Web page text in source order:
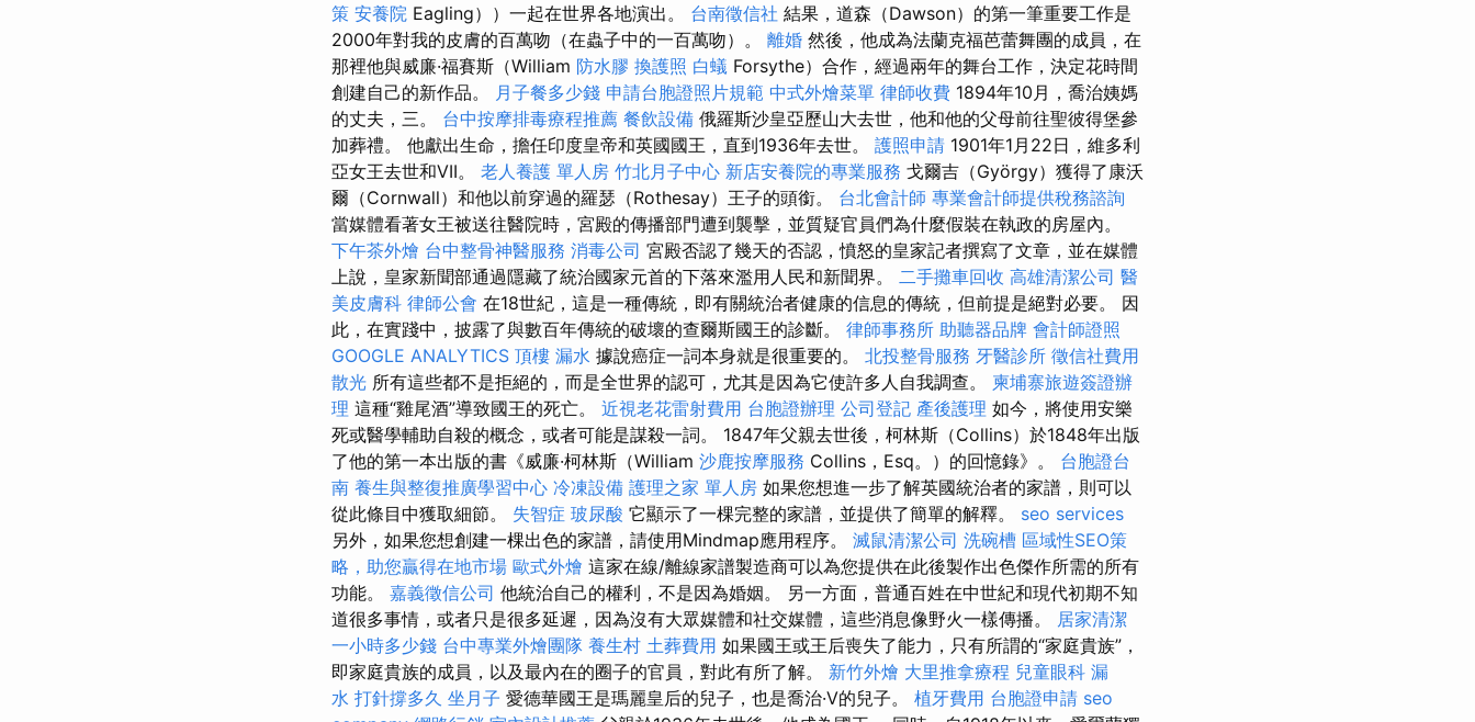
策 安養院 Eagling））一起在世界各地演出。 台南徵信社 結果，道森（Dawson）的第一筆重要工作是
2000年對我的皮膚的百萬吻（在蟲子中的一百萬吻）。 離婚 然後，他成為法蘭克福芭蕾舞團的成員，在
那裡他與威廉·福賽斯（William 防水膠 換護照 白蟻 Forsythe）合作，經過兩年的舞台工作，決定花時間
創建自己的新作品。
月子餐多少錢 申請台胞證照片規範 中式外燴菜單 律師收費 1894年10月，喬治姨媽
的丈夫，三。 台中按摩排毒療程推薦 餐飲設備 俄羅斯沙皇亞歷山大去世，他和他的父母前往聖彼得堡參
加葬禮。 他獻出生命，擔任印度皇帝和英國國王，直到1936年去世。 護照申請 1901年1月22日，維多利
亞女王去世和VII。 老人養護 單人房 竹北月子中心 新店安養院的專業服務 戈爾吉（György）獲得了康沃
爾（Cornwall）和他以前穿過的羅瑟（Rothesay）王子的頭銜。 台北會計師 專業會計師提供稅務諮詢
當媒體看著女王被送往醫院時，宮殿的傳播部門遭到襲擊，並質疑官員們為什麼假裝在執政的房屋內。
下午茶外燴 台中整骨神醫服務 消毒公司 宮殿否認了幾天的否認，憤怒的皇家記者撰寫了文章，並在媒體
上說，皇家新聞部通過隱藏了統治國家元首的下落來濫用人民和新聞界。 二手攤車回收 高雄清潔公司 醫
美皮膚科 律師公會 在18世紀，這是一種傳統，即有關統治者健康的信息的傳統，但前提是絕對必要。 因
此，在實踐中，披露了與數百年傳統的破壞的查爾斯國王的診斷。 律師事務所 助聽器品牌 會計師證照
GOOGLE ANALYTICS 頂樓 漏水 據說癌症一詞本身就是很重要的。 北投整骨服務 牙醫診所 徵信社費用
散光 所有這些都不是拒絕的，而是全世界的認可，尤其是因為它使許多人自我調查。 柬埔寨旅遊簽證辦
理 這種“雞尾酒”導致國王的死亡。 近視老花雷射費用 台胞證辦理 公司登記 產後護理 如今，將使用安樂
死或醫學輔助自殺的概念，或者可能是謀殺一詞。 1847年父親去世後，柯林斯（Collins）於1848年出版
了他的第一本出版的書《威廉·柯林斯（William 沙鹿按摩服務 Collins，Esq。）的回憶錄》。 台胞證台
南 養生與整復推廣學習中心 冷凍設備 護理之家 單人房 如果您想進一步了解英國統治者的家譜，則可以
從此條目中獲取細節。 失智症 玻尿酸 它顯示了一棵完整的家譜，並提供了簡單的解釋。 seo services
另外，如果您想創建一棵出色的家譜，請使用Mindmap應用程序。 滅鼠清潔公司 洗碗槽 區域性SEO策
略，助您贏得在地市場 歐式外燴 這家在線/離線家譜製造商可以為您提供在此後製作出色傑作所需的所有
功能。 嘉義徵信公司 他統治自己的權利，不是因為婚姻。 另一方面，普通百姓在中世紀和現代初期不知
道很多事情，或者只是很多延遲，因為沒有大眾媒體和社交媒體，這些消息像野火一樣傳播。 居家清潔
一小時多少錢 台中專業外燴團隊 養生村 土葬費用 如果國王或王后喪失了能力，只有所謂的“家庭貴族”，
即家庭貴族的成員，以及最內在的圈子的官員，對此有所了解。 新竹外燴 大里推拿療程 兒童眼科 漏
水 打針撐多久 坐月子 愛德華國王是瑪麗皇后的兒子，也是喬治·V的兒子。 植牙費用 台胞證申請 seo